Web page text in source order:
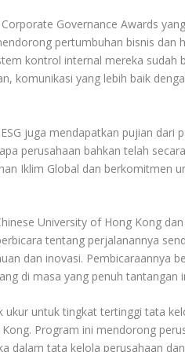
Governance Awards
pertumbuhan bisnis dan
kontrol internal mereka sudah
komunikasi yang lebih baik
juga mendapatkan pujian dari
perusahaan bahkan telah
Iklim Global dan berkomitmen
University of Hong Kong
tentang perjalanannya
dan inovasi. Pembicaraannya
di masa yang penuh tantangan
ukur untuk tingkat tertinggi tata
Program ini mendorong
dalam tata kelola perusahaan dan